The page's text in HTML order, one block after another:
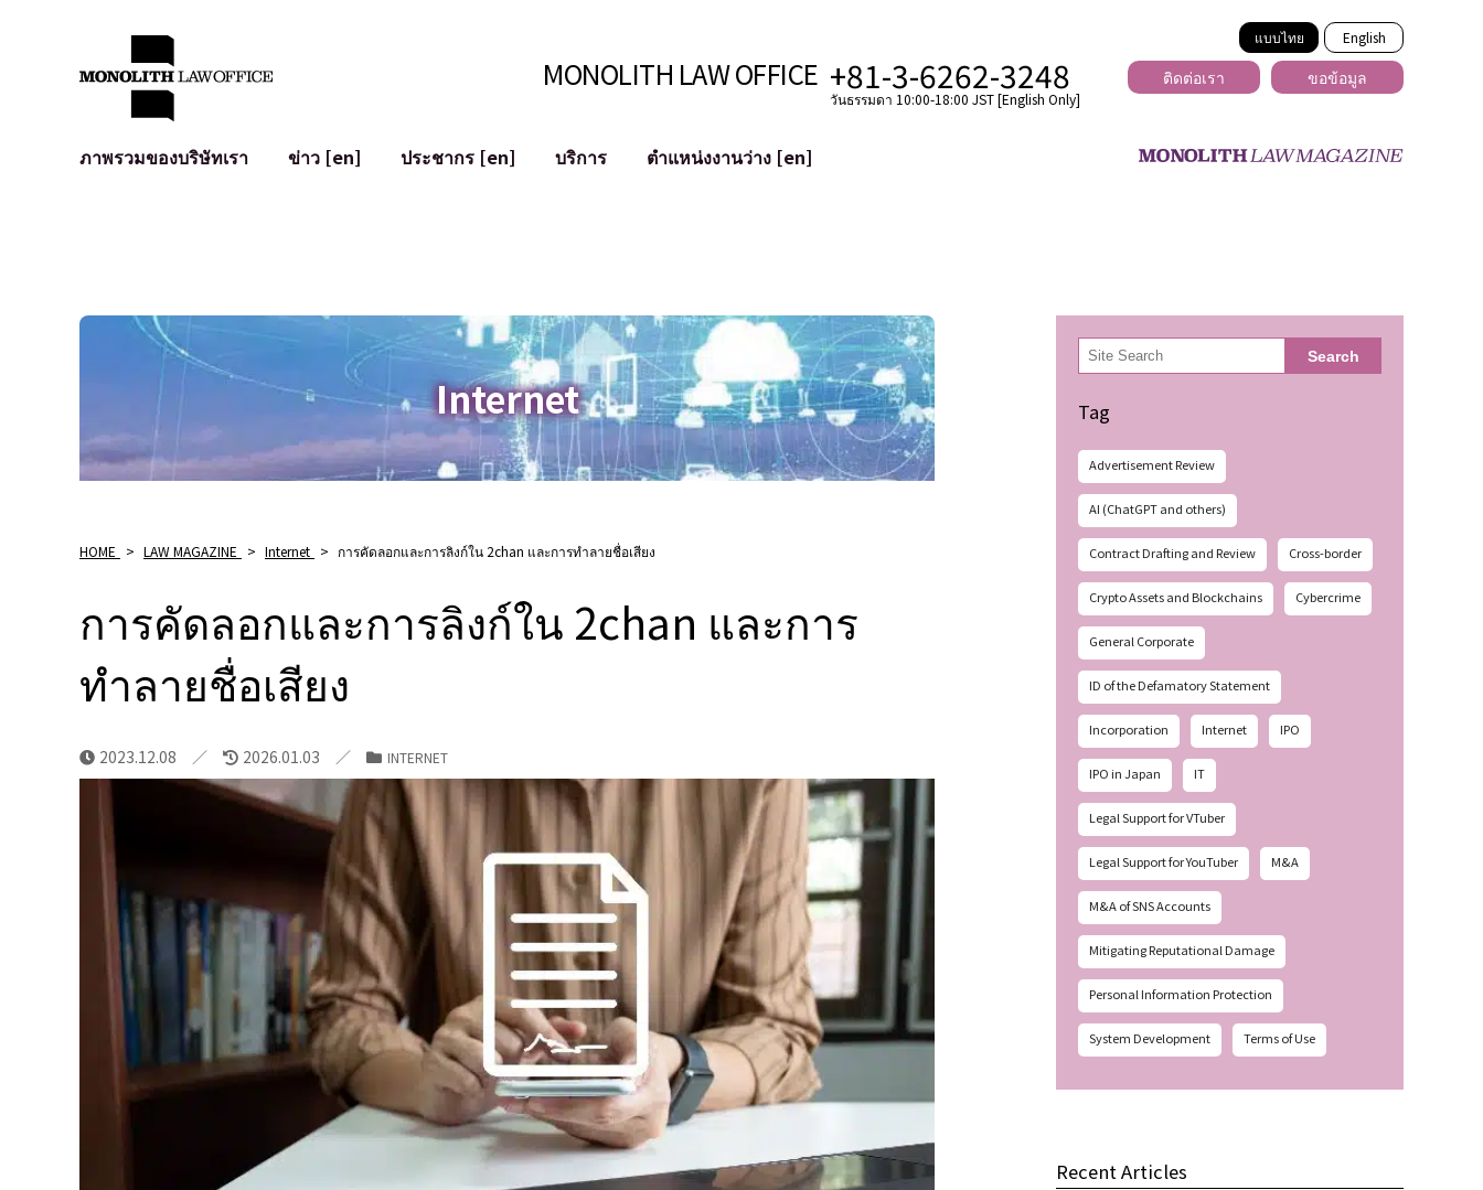
แบบไทย English
MONOLITH LAW OFFICE +81-3-6262-3248
วันธรรมดา 10:00-18:00 JST [English Only]
ติดต่อเรา ขอข้อมูล
ภาพรวมของบริษัทเรา
ข่าว [en] ประชากร [en]
บริการ
การป้องกันข้อมูลส่วนบุคคล
การตรวจสอบโฆษณา
AI (ChatGPT ฯลฯ)
อาชญากรรมไซเบอร์
การบรรเทาความเสียหายต่อชื่อเสียง
การระบุตัวตนของคำกล่าวหาที่เป็นการใส่ร้าย
ตำแหน่งงานว่าง [en]
Internet
HOME > LAW MAGAZINE > Internet > การคัดลอกและการลิงก์ใน 2chan และการทำลายชื่อเสียง
การคัดลอกและการลิงก์ใน 2chan และการ
ทำลายชื่อเสียง
2023.12.08 2026.01.03 INTERNET
検
索 Search
Tag
Advertisement Review
AI (ChatGPT and others)
Contract Drafting and Review Cross-border
Crypto Assets and Blockchains Cybercrime
General Corporate
ID of the Defamatory Statement
Incorporation Internet IPO
IPO in Japan IT
Legal Support for VTuber
Legal Support for YouTuber M&A
M&A of SNS Accounts
Mitigating Reputational Damage
Personal Information Protection
System Development Terms of Use
Recent Articles